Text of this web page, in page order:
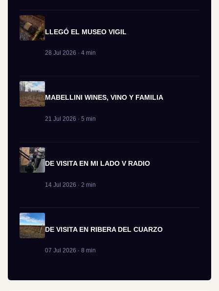
LLEGÓ EL MUSEO VIGIL
28 Jul 2026 · 4 min
MABELLINI WINES, VINO Y FAMILIA
21 Jul 2026 · 5 min
DE VISITA EN MI LADO V RADIO
14 Jul 2026 · 2 min
DE VISITA EN RIBERA DEL CUARZO
07 Jul 2026 · 8 min